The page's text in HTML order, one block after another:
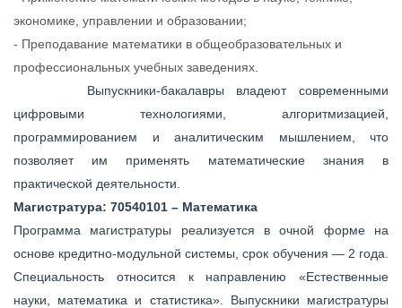
экономике, управлении и образовании;
- Преподавание математики в общеобразовательных и
профессиональных учебных заведениях.
Выпускники-бакалавры владеют современными
цифровыми технологиями, алгоритмизацией,
программированием и аналитическим мышлением, что
позволяет им применять математические знания в
практической деятельности.
Магистратура: 70540101 – Математика
Программа магистратуры реализуется в очной форме на
основе кредитно-модульной системы, срок обучения — 2 года.
Специальность относится к направлению «Естественные
науки, математика и статистика». Выпускники магистратуры